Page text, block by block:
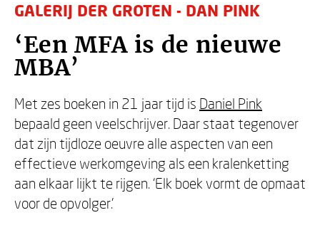
GALERIJ DER GROTEN - DAN PINK
‘Een MFA is de nieuwe
MBA’
Met zes boeken in 21 jaar tijd is Daniel Pink
bepaald geen veelschrijver. Daar staat tegenover
dat zijn tijdloze oeuvre alle aspecten van een
effectieve werkomgeving als een kralenketting
aan elkaar lijkt te rijgen. ‘Elk boek vormt de opmaat
voor de opvolger.’